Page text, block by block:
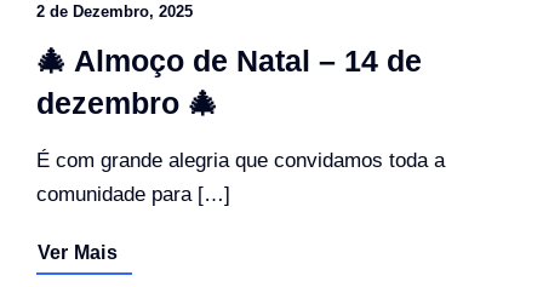
2 de Dezembro, 2025
🎄 Almoço de Natal – 14 de
dezembro 🎄
É com grande alegria que convidamos toda a
comunidade para […]
Ver Mais